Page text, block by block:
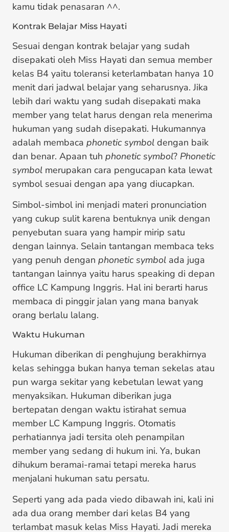
kamu tidak penasaran ^^.
Kontrak Belajar Miss Hayati
Sesuai dengan kontrak belajar yang sudah
disepakati oleh Miss Hayati dan semua member
kelas B4 yaitu toleransi keterlambatan hanya 10
menit dari jadwal belajar yang seharusnya. Jika
lebih dari waktu yang sudah disepakati maka
member yang telat harus dengan rela menerima
hukuman yang sudah disepakati. Hukumannya
adalah membaca phonetic symbol dengan baik
dan benar. Apaan tuh phonetic symbol? Phonetic
symbol merupakan cara pengucapan kata lewat
symbol sesuai dengan apa yang diucapkan.
Simbol-simbol ini menjadi materi pronunciation
yang cukup sulit karena bentuknya unik dengan
penyebutan suara yang hampir mirip satu
dengan lainnya. Selain tantangan membaca teks
yang penuh dengan phonetic symbol ada juga
tantangan lainnya yaitu harus speaking di depan
office LC Kampung Inggris. Hal ini berarti harus
membaca di pinggir jalan yang mana banyak
orang berlalu lalang.
Waktu Hukuman
Hukuman diberikan di penghujung berakhirnya
kelas sehingga bukan hanya teman sekelas atau
pun warga sekitar yang kebetulan lewat yang
menyaksikan. Hukuman diberikan juga
bertepatan dengan waktu istirahat semua
member LC Kampung Inggris. Otomatis
perhatiannya jadi tersita oleh penampilan
member yang sedang di hukum ini. Ya, bukan
dihukum beramai-ramai tetapi mereka harus
menjalani hukuman satu persatu.
Seperti yang ada pada viedo dibawah ini, kali ini
ada dua orang member dari kelas B4 yang
terlambat masuk kelas Miss Hayati. Jadi mereka